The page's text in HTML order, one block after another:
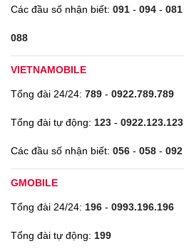
Các đầu số nhận biết: 091 - 094 - 081
088
VIETNAMOBILE
Tổng đài 24/24: 789 - 0922.789.789
Tổng đài tự động: 123 - 0922.123.123
Các đầu số nhận biết: 056 - 058 - 092
GMOBILE
Tổng đài 24/24: 196 - 0993.196.196
Tổng đài tự động: 199